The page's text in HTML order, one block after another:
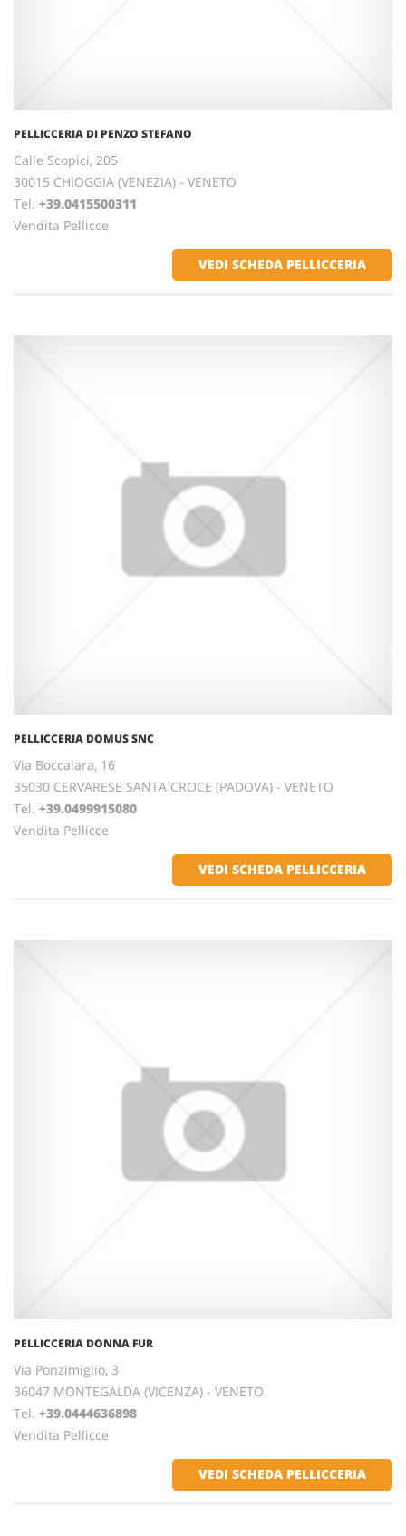
PELLICCERIA DI PENZO STEFANO
Calle Scopici, 205
30015 CHIOGGIA (VENEZIA) - VENETO
Tel. +39.0415500311
Vendita Pellicce
VEDI SCHEDA PELLICCERIA
PELLICCERIA DOMUS SNC
Via Boccalara, 16
35030 CERVARESE SANTA CROCE (PADOVA) - VENETO
Tel. +39.0499915080
Vendita Pellicce
VEDI SCHEDA PELLICCERIA
PELLICCERIA DONNA FUR
Via Ponzimiglio, 3
36047 MONTEGALDA (VICENZA) - VENETO
Tel. +39.0444636898
Vendita Pellicce
VEDI SCHEDA PELLICCERIA